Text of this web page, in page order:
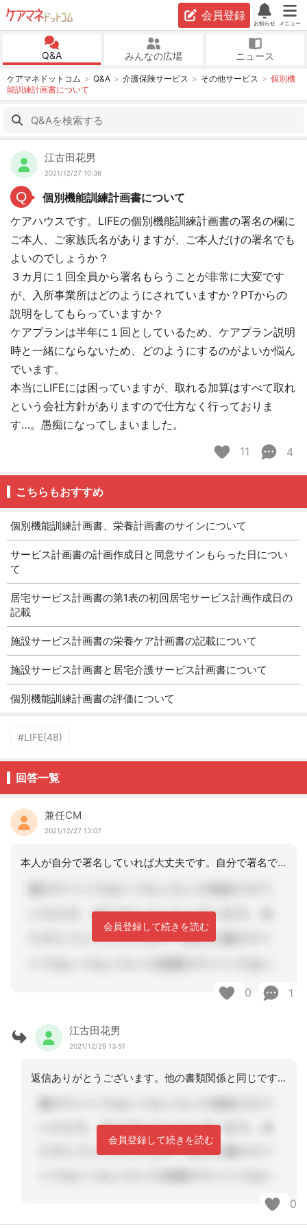
会員登録
お知らせ メニュー
Q&A みんなの広場 ニュース
ケアマネドットコム Q&A 介護保険サービス その他サービス
個別機
能訓練計画書について
江古田花男
2021/12/27 10:36
Q
個別機能訓練計画書について
ケアハウスです。LIFEの個別機能訓練計画書の署名の欄に
ご本人、ご家族氏名がありますが、ご本人だけの署名でも
よいのでしょうか？
３カ月に１回全員から署名もらうことが非常に大変です
が、入所事業所はどのようにされていますか？PTからの
説明をしてもらっていますか？
ケアプランは半年に１回としているため、ケアプラン説明
時と一緒にならないため、どのようにするのがよいか悩ん
でいます。
本当にLIFEには困っていますが、取れる加算はすべて取れ
という会社方針がありますので仕方なく行っておりま
す…。愚痴になってしまいました。
11
4
こちらもおすすめ
個別機能訓練計画書、栄養計画書のサインについて
サービス計画書の計画作成日と同意サインもらった日につい
て
居宅サービス計画書の第1表の初回居宅サービス計画作成日の
記載
施設サービス計画書の栄養ケア計画書の記載について
施設サービス計画書と居宅介護サービス計画書について
個別機能訓練計画書の評価について
#LIFE(48)
回答一覧
兼任CM
2021/12/27 13:07
本人が自分で署名していれば大丈夫です。自分で署名できないような場合には家族の了承
会員登録して続きを読む
0 1
江古田花男
2021/12/29 13:51
返信ありがとうございます。他の書類関係と同じですね。
会員登録して続きを読む
0